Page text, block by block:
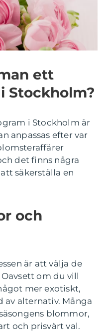
ett
Stockholm?
i Stockholm är
anpassas efter var
det finns några
säkerställa en
och
är att välja de
om du vill
mer exotiskt,
alternativ. Många
blommor,
och prisvärt val.